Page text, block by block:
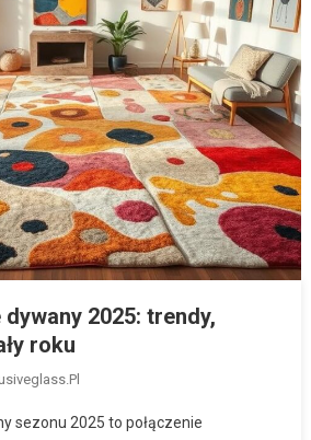
2025: trendy,
roku
sezonu 2025 to połączenie